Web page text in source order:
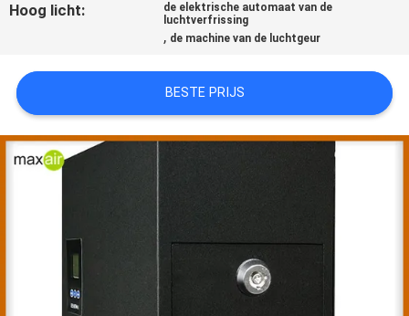
PRIVACY
POLICY
Hoog licht:
de elektrische automaat van de
luchtverfrissing
, de machine van de luchtgeur
BESTE PRIJS